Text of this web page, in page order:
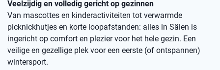
Veelzijdig en volledig gericht op gezinnen
Van mascottes en kinderactiviteiten tot verwarmde
picknickhutjes en korte loopafstanden: alles in Sälen is
ingericht op comfort en plezier voor het hele gezin. Een
veilige en gezellige plek voor een eerste (of ontspannen)
wintersport.